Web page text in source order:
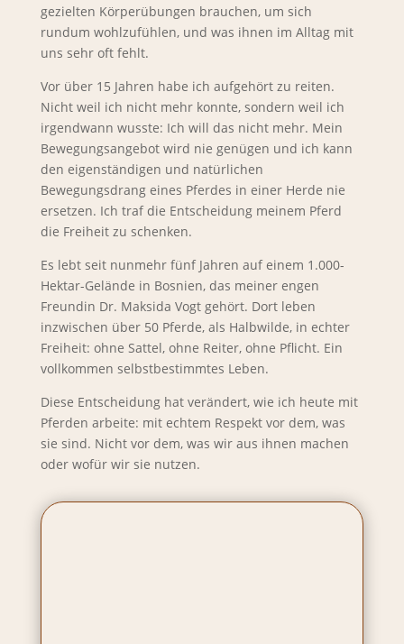
gezielten Körperübungen brauchen, um sich
rundum wohlzufühlen, und was ihnen im Alltag mit
uns sehr oft fehlt.
Vor über 15 Jahren habe ich aufgehört zu reiten.
Nicht weil ich nicht mehr konnte, sondern weil ich
irgendwann wusste: Ich will das nicht mehr. Mein
Bewegungsangebot wird nie genügen und ich kann
den eigenständigen und natürlichen
Bewegungsdrang eines Pferdes in einer Herde nie
ersetzen. Ich traf die Entscheidung meinem Pferd
die Freiheit zu schenken.
Es lebt seit nunmehr fünf Jahren auf einem 1.000-
Hektar-Gelände in Bosnien, das meiner engen
Freundin Dr. Maksida Vogt gehört. Dort leben
inzwischen über 50 Pferde, als Halbwilde, in echter
Freiheit: ohne Sattel, ohne Reiter, ohne Pflicht. Ein
vollkommen selbstbestimmtes Leben.
Diese Entscheidung hat verändert, wie ich heute mit
Pferden arbeite: mit echtem Respekt vor dem, was
sie sind. Nicht vor dem, was wir aus ihnen machen
oder wofür wir sie nutzen.